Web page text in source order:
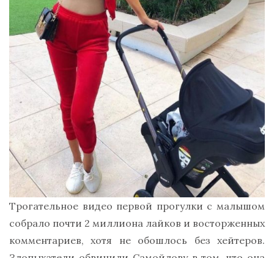
Трогательное видео первой прогулки с малышом
собрало почти 2 миллиона лайков и восторженных
комментариев, хотя не обошлось без хейтеров.